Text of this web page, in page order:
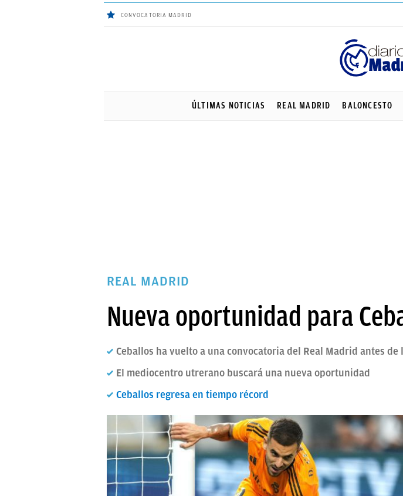
CONVOCATORIA MADRID
ÚLTIMAS NOTICIAS REAL MADRID BALONCESTO
REAL MADRID
Nueva oportunidad para
Ceballos ha vuelto a una convocatoria del Real Madrid antes de
El mediocentro utrerano buscará una nueva oportunidad
Ceballos regresa en tiempo récord